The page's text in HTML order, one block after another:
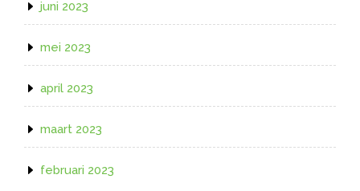
juni 2023
mei 2023
april 2023
maart 2023
februari 2023